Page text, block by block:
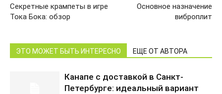
Секретные крампеты в игре
Тока Бока: обзор
Основное назначение
виброплит
ЭТО МОЖЕТ БЫТЬ ИНТЕРЕСНО ЕЩЕ ОТ АВТОРА
Канапе с доставкой в Санкт-
Петербурге: идеальный вариант